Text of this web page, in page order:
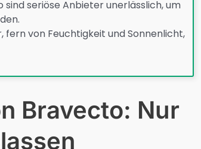
seriöse Anbieter unerlässlich, um
fern von Feuchtigkeit und Sonnenlicht,
Bravecto: Nur